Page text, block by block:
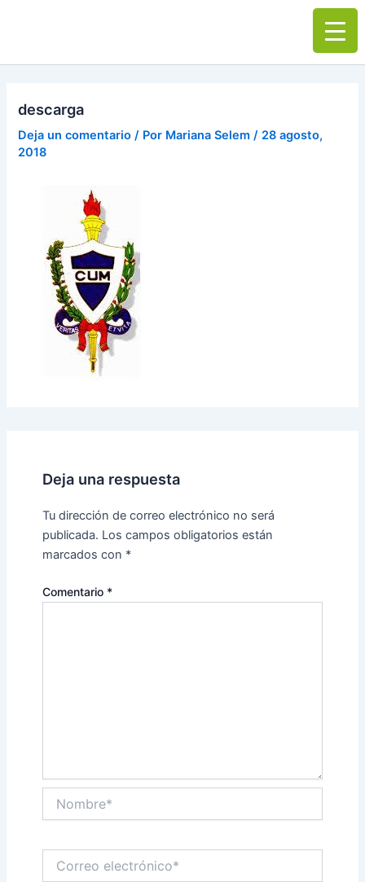
Main
descarga
Deja un comentario / Por Mariana Selem/ 28 agosto,
2018
Deja una respuesta
Tu dirección de correo electrónico no será
publicada. Los campos obligatorios están
marcados con *
Comentario *
electrónico*